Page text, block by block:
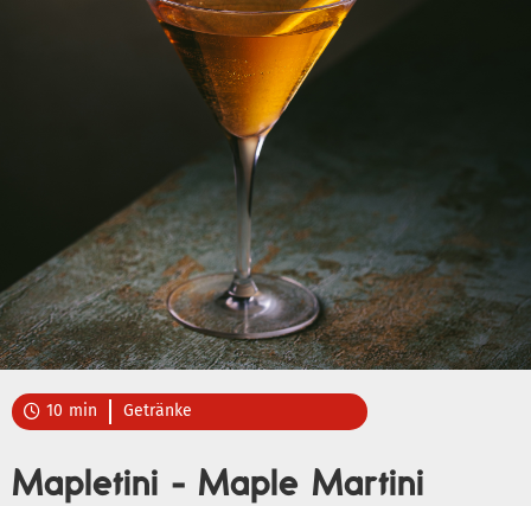
 10 min Getränke
Mapletini - Maple Martini